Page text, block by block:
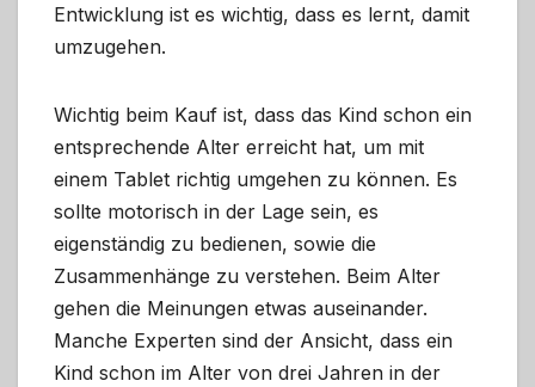
Entwicklung ist es wichtig, dass es lernt, damit
umzugehen.
Wichtig beim Kauf ist, dass das Kind schon ein
entsprechende Alter erreicht hat, um mit
einem Tablet richtig umgehen zu können. Es
sollte motorisch in der Lage sein, es
eigenständig zu bedienen, sowie die
Zusammenhänge zu verstehen. Beim Alter
gehen die Meinungen etwas auseinander.
Manche Experten sind der Ansicht, dass ein
Kind schon im Alter von drei Jahren in der